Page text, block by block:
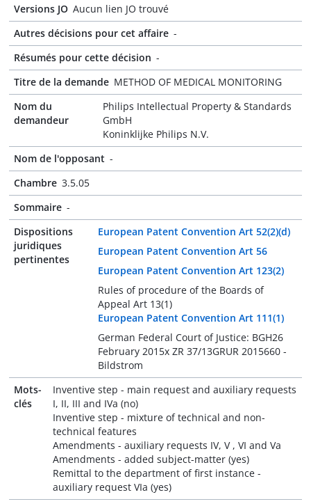
Versions JO Aucun lien JO trouvé
Autres décisions pour cet affaire -
Résumés pour cette décision -
Titre de la demande METHOD OF MEDICAL MONITORING
Nom du
demandeur
Philips Intellectual Property & Standards
GmbH
Koninklijke Philips N.V.
Nom de l'opposant -
Chambre 3.5.05
Sommaire -
Dispositions
juridiques
pertinentes
European Patent Convention Art 52(2)(d)
European Patent Convention Art 56
European Patent Convention Art 123(2)
Rules of procedure of the Boards of
Appeal Art 13(1)
European Patent Convention Art 111(1)
German Federal Court of Justice: BGH26
February 2015x ZR 37/13GRUR 2015660 -
Bildstrom
Mots-
clés
Inventive step - main request and auxiliary requests
I, II, III and IVa (no)
Inventive step - mixture of technical and non-
technical features
Amendments - auxiliary requests IV, V , VI and Va
Amendments - added subject-matter (yes)
Remittal to the department of first instance -
auxiliary request VIa (yes)